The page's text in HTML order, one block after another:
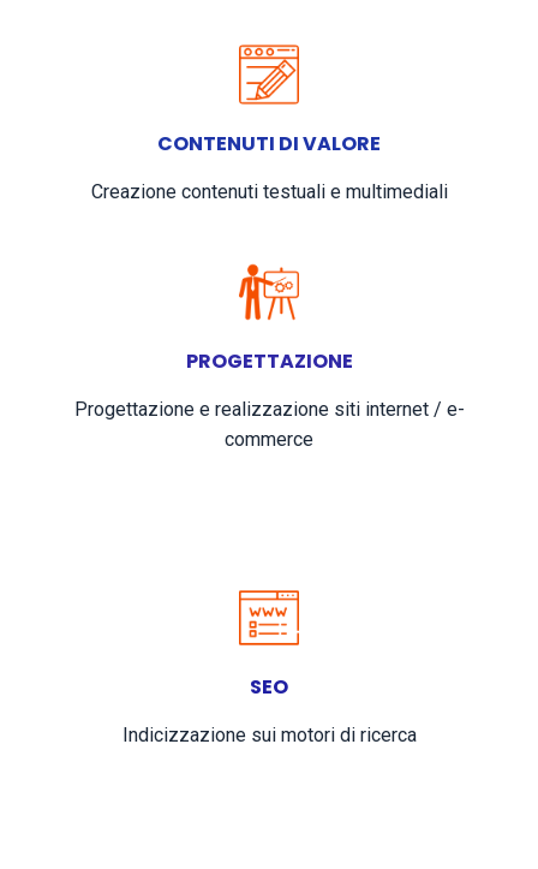
CONTENUTI DI VALORE
Creazione contenuti testuali e multimediali
PROGETTAZIONE
Progettazione e realizzazione siti internet / e-
commerce
SEO
Indicizzazione sui motori di ricerca